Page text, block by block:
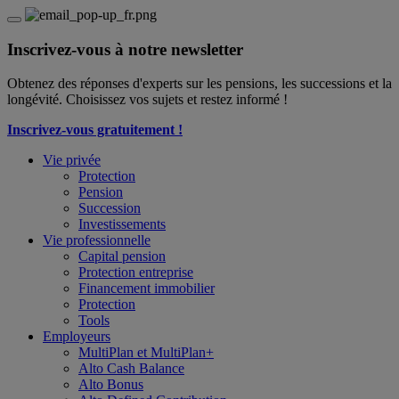
Inscrivez-vous à notre newsletter
Obtenez des réponses d'experts sur les pensions, les successions et la
longévité. Choisissez vos sujets et restez informé !
Inscrivez-vous gratuitement !
Vie privée
Protection
Pension
Succession
Investissements
Vie professionnelle
Capital pension
Protection entreprise
Financement immobilier
Protection
Tools
Employeurs
MultiPlan et MultiPlan+
Alto Cash Balance
Alto Bonus